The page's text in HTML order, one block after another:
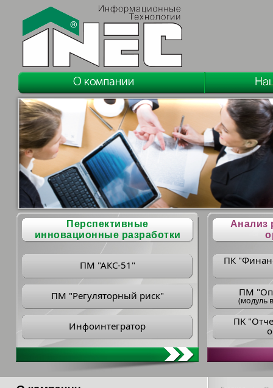
Перспективные
инновационные разработки
ПМ "АКС-51"
ПМ "Регуляторный риск"
Инфоинтегратор
Анализ
ПК
ПM
(модуль
ПK